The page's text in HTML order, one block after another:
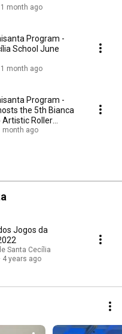
1 month ago
Program -
School June
1 month ago
Program -
the 5th Bianca
Roller
month ago
Jogos da
Santa Cecília
4 years ago